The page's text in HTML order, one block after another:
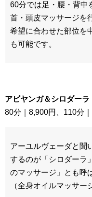
60分では足・腰・背中
首・頭皮マッサージを
希望に合わせた部位を
も可能です。
アビヤンガ＆シロダーラ
80分｜8,900円、110分
アーユルヴェーダと聞
するのが「シロダーラ
のマッサージ」とも呼
（全身オイルマッサー